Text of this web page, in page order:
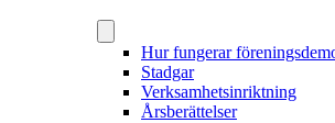
Hur fungerar
Stadgar
Verksamhetsinriktning
Årsberättelser